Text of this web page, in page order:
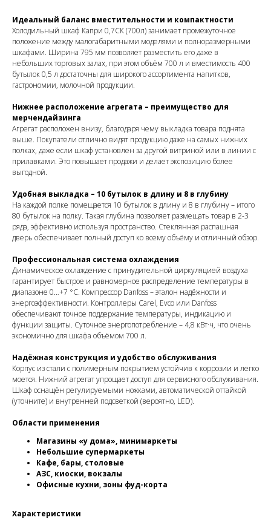
Идеальный баланс вместительности и компактности
Холодильный шкаф Капри 0,7СК (700л) занимает промежуточное
положение между малогабаритными моделями и полноразмерными
шкафами. Ширина 795 мм позволяет разместить его даже в
небольших торговых залах, при этом объём 700 л и вместимость 400
бутылок 0,5 л достаточны для широкого ассортимента напитков,
гастрономии, молочной продукции.
Нижнее расположение агрегата – преимущество для
мерчендайзинга
Агрегат расположен внизу, благодаря чему выкладка товара поднята
выше. Покупатели отлично видят продукцию даже на самых нижних
полках, даже если шкаф установлен за другой витриной или в линии с
прилавками. Это повышает продажи и делает экспозицию более
выгодной.
Удобная выкладка – 10 бутылок в длину и 8 в глубину
На каждой полке помещается 10 бутылок в длину и 8 в глубину – итого
80 бутылок на полку. Такая глубина позволяет размещать товар в 2-3
ряда, эффективно используя пространство. Стеклянная распашная
дверь обеспечивает полный доступ ко всему объёму и отличный обзор.
Профессиональная система охлаждения
Динамическое охлаждение с принудительной циркуляцией воздуха
гарантирует быстрое и равномерное распределение температуры в
диапазоне 0…+7 °C. Компрессор Danfoss – эталон надёжности и
энергоэффективности. Контроллеры Carel, Evco или Danfoss
обеспечивают точное поддержание температуры, индикацию и
функции защиты. Суточное энергопотребление – 4,8 кВт·ч, что очень
экономично для шкафа объёмом 700 л.
Надёжная конструкция и удобство обслуживания
Корпус из стали с полимерным покрытием устойчив к коррозии и легко
моется. Нижний агрегат упрощает доступ для сервисного обслуживания.
Шкаф оснащён регулируемыми ножками, автоматической оттайкой
(уточните) и внутренней подсветкой (вероятно, LED).
Области применения
Магазины «у дома», минимаркеты
Небольшие супермаркеты
Кафе, бары, столовые
АЗС, киоски, вокзалы
Офисные кухни, зоны фуд-корта
Характеристики